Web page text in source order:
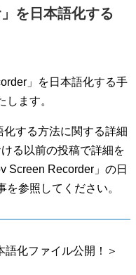
を日本語化する
」を日本語化する手
します。
化する方法に関する詳細
る以前の投稿で詳細を
Screen Recorder」の日
参照してください。
語化ファイル公開！＞